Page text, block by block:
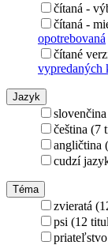
čítaná -
čítaná -
opotrebovaná
čítané
vypredaných
Jazyk
čeština (7
angličtina
cudzí
Téma
zvieratá
psi (12